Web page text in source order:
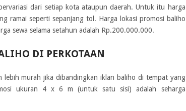
dari setiap kota ataupun daerah. Untuk itu harga
ramai seperti sepanjang tol. Harga lokasi promosi baliho
sewa selama setahun adalah Rp.200.000.000.
DI PERKOTAAN
lebih murah jika dibandingkan iklan baliho di tempat yang
ukuran 4 x 6 m (untuk satu sisi) adalah seharga